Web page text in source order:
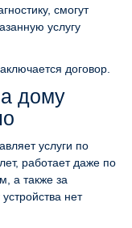
смогут
услугу
договор.
дому
услуги по
работает даже по
а также за
нет